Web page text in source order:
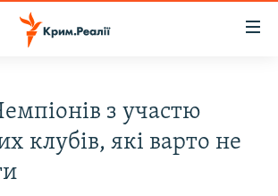
з участю
клубів, які варто не